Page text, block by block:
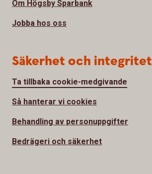
Om Högsby Sparbank
Jobba hos oss
Säkerhet och integritet
Ta tillbaka cookie-medgivande
Så hanterar vi cookies
Behandling av personuppgifter
Bedrägeri och säkerhet